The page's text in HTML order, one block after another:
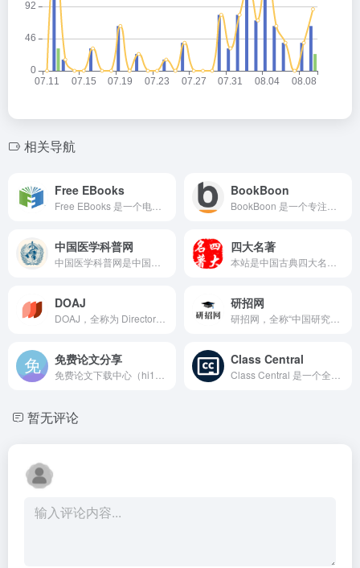
相关导航
Free EBooks BookBoon
中国医学科普网 四大名著
DOAJ 研招网
免费论文分享 Class Central
暂无评论